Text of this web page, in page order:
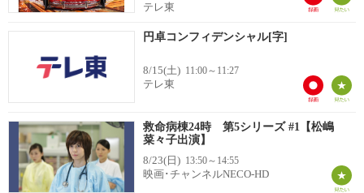
テレ東
円卓コンフィデンシャル[字]
8/15(土) 11:00～11:27
テレ東
救命病棟24時 第5シリーズ #1【松嶋
菜々子出演】
8/23(日) 13:50～14:55
映画･チャンネルNECO-HD